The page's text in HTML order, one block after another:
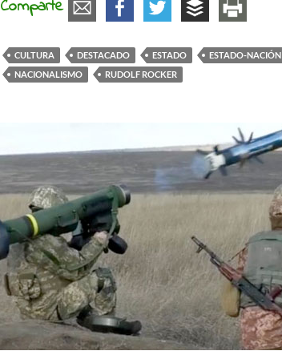
Comparte
CULTURA DESTACADO ESTADO ESTADO-NACIÓN
NACIONALISMO
RUDOLF ROCKER